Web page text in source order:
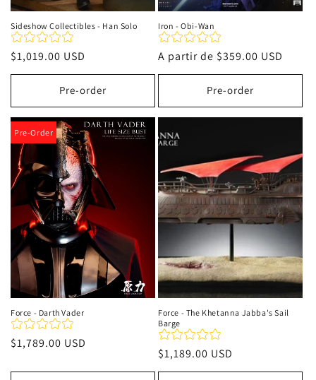
Sideshow Collectibles - Han Solo
Precio
habitual
$1,019.00 USD
Pre-order
Iron - Obi-Wan
Precio
habitual
A partir de $359.00 USD
Pre-order
Pre-Order
Force - Darth Vader
Precio
$1,789.00 USD
Force - The Khetanna Jabba's Sail
Barge
Precio
habitual
$1,189.00 USD